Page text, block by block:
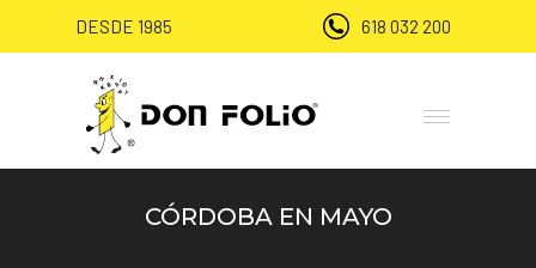
DESDE 1985 618 032 200
CÓRDOBA EN MAYO